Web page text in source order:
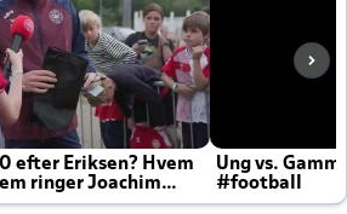
efter Eriksen? Hvem
ringer Joachim
Ung vs.
#football